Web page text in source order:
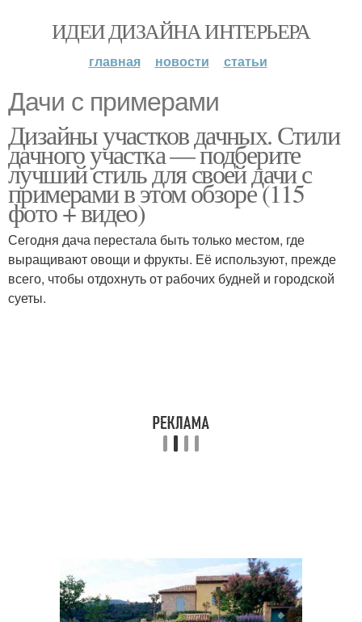
ИДЕИ ДИЗАЙНА ИНТЕРЬЕРА
главная новости статьи
Дачи с примерами
Дизайны участков дачных. Стили
дачного участка — подберите
лучший стиль для своей дачи с
примерами в этом обзоре (115
фото + видео)
Сегодня дача перестала быть только местом, где
выращивают овощи и фрукты. Её используют, прежде
всего, чтобы отдохнуть от рабочих будней и городской
суеты.